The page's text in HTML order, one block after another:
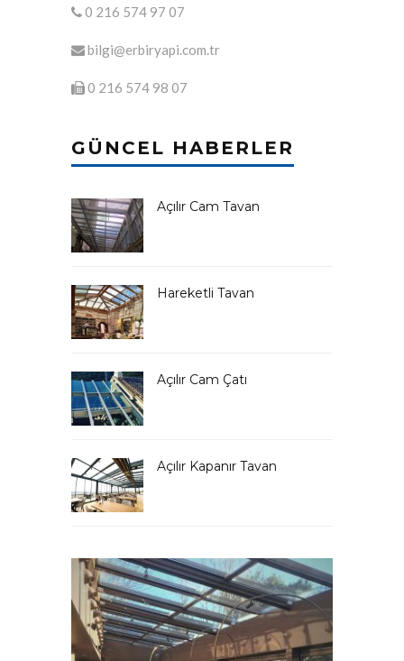
0 216 574 97 07
bilgi@erbiryapi.com.tr
0 216 574 98 07
GÜNCEL HABERLER
Açılır Cam Tavan
Hareketli Tavan
Açılır Cam Çatı
Açılır Kapanır Tavan